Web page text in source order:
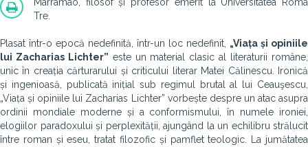
Tre.
Plasat într-o epocă nedefinită, într-un loc nedefinit, „Viața și opiniile
lui Zacharias Lichter” este un material clasic al literaturii române,
unic în creația cărturarului și criticului literar Matei Călinescu. Ironică
și ingenioasă, publicată inițial sub regimul brutal al lui Ceauşescu,
„Viața și opiniile lui Zacharias Lichter” vorbește despre un atac asupra
ordinii mondiale moderne și a conformismului, în numele ironiei,
elogiilor paradoxului și perplexității, ajungând la un echilibru strălucit
între roman și eseu, tratat filozofic și pamflet teologic. La jumătatea